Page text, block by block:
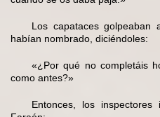
Los capataces golpeaban
habían nombrado, diciéndoles:
«¿Por qué no completáis
como antes?»
Entonces, los